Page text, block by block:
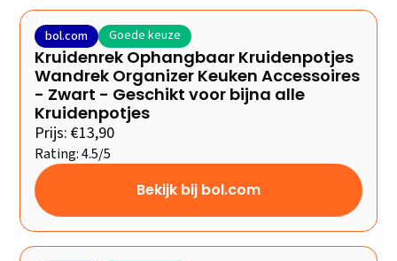
bol.com Goede keuze
Kruidenrek Ophangbaar Kruidenpotjes
Wandrek Organizer Keuken Accessoires
- Zwart - Geschikt voor bijna alle
Kruidenpotjes
Prijs: €13,90
Rating: 4.5/5
Bekijk bij bol.com